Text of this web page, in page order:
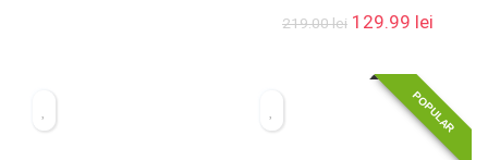
219.00lei 129.99 lei
POPULAR